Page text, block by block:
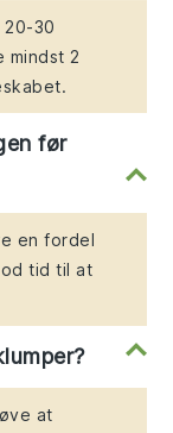
30
mindst 2
før
en fordel
tid til at
at